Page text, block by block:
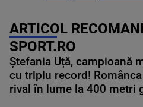
ARTICOL
SPORT.RO
Ștefania Uță, campioană
cu triplu record!
rival în lume la 400 metri